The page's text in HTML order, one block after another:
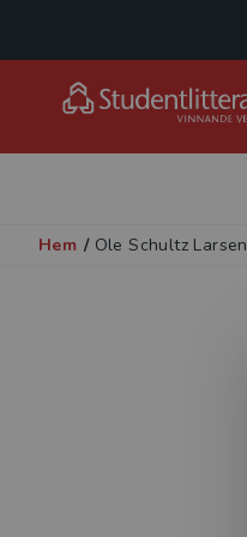
Hem / Ole Schultz Larsen